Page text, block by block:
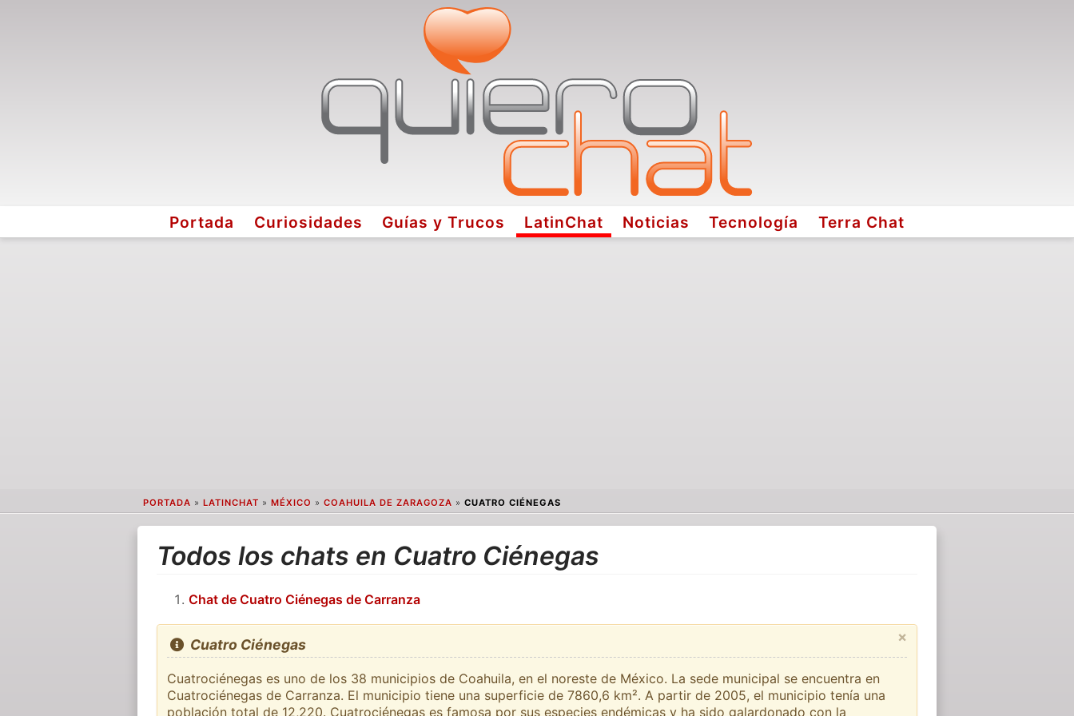
Portada Curiosidades Guías y Trucos LatinChat Noticias Tecnología Terra Chat
PORTADA » LATINCHAT » MÉXICO » COAHUILA DE ZARAGOZA » CUATRO CIÉNEGAS
Todos los chats en Cuatro Ciénegas
Chat de Cuatro Ciénegas de Carranza
×
Cuatro Ciénegas
Cuatrociénegas es uno de los 38 municipios de Coahuila, en el noreste de México. La sede municipal se encuentra en
Cuatrociénegas de Carranza. El municipio tiene una superficie de 7860,6 km². A partir de 2005, el municipio tenía una
población total de 12,220. Cuatrociénegas es famosa por sus especies endémicas y ha sido galardonado con la